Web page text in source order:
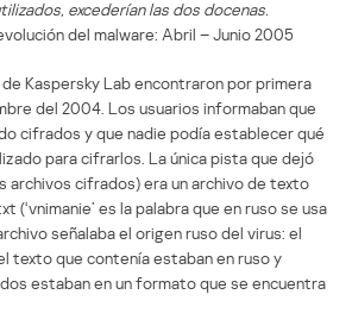
excederían las dos docenas.
del malware: Abril – Junio 2005
Kaspersky Lab encontraron por primera
del 2004. Los usuarios informaban que
cifrados y que nadie podía establecer qué
para cifrarlos. La única pista que dejó
archivos cifrados) era un archivo de texto
(‘vnimanie’ es la palabra que en ruso se usa
señalaba el origen ruso del virus: el
texto que contenía estaban en ruso y
estaban en un formato que se encuentra